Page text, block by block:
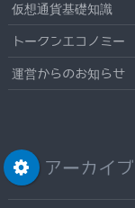
仮想通貨基礎知識
トークンエコノミー
運営からのお知らせ
アーカイブ